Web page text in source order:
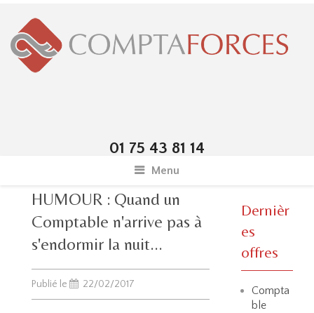
01 75 43 81 14
Menu
HUMOUR : Quand un
Comptable n'arrive pas à
s'endormir la nuit...
Publié le 22/02/2017
Dernièr
es
offres
Compta
ble